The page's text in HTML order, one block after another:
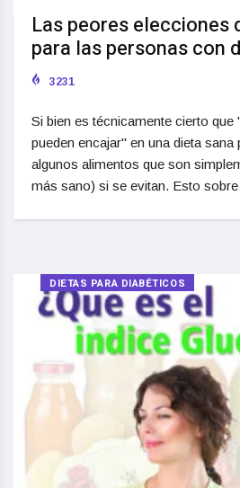
Las peores elecciones
para las personas con
3231
Si bien es técnicamente cierto
pueden encajar" en una dieta sana
algunos alimentos que son
más sano) si se evitan. Esto
DIETAS PARA DIABÉTICOS